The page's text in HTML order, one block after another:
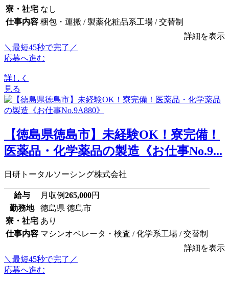
寮・社宅 なし
仕事内容 梱包・運搬 / 製薬化粧品系工場 / 交替制
詳細を表示
＼最短45秒で完了／
応募へ進む
詳しく
見る
【徳島県徳島市】未経験OK！寮完備！
医薬品・化学薬品の製造《お仕事No.9...
日研トータルソーシング株式会社
給与 月収例265,000円
勤務地
徳島県 徳島市
寮・社宅 あり
仕事内容 マシンオペレータ・検査 / 化学系工場 / 交替制
詳細を表示
＼最短45秒で完了／
応募へ進む